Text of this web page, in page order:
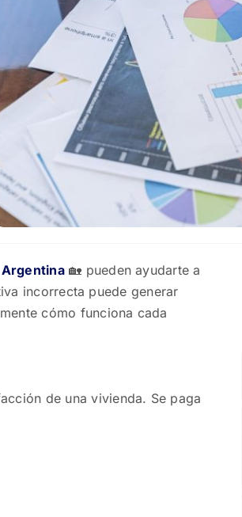
Argentina🏡 pueden ayudarte a
incorrecta puede generar
cómo funciona cada
de una vivienda. Se paga